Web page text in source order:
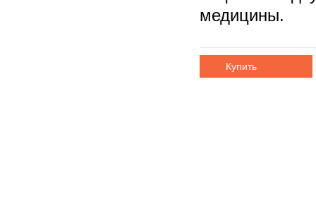
медицины.
Купить